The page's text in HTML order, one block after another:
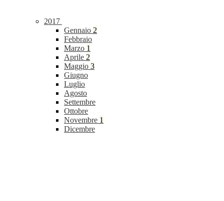
2017
Gennaio 2
Febbraio
Marzo 1
Aprile 2
Maggio 3
Giugno
Luglio
Agosto
Settembre
Ottobre
Novembre 1
Dicembre